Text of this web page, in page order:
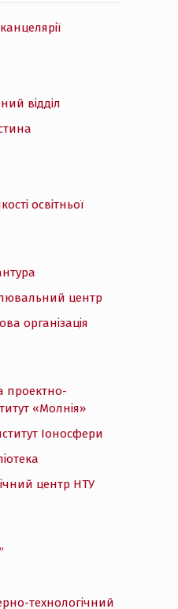
відділ
освітньої
центр
організація
проектно-
«Молнія»
Іоносфери
центр НТУ
технологічний